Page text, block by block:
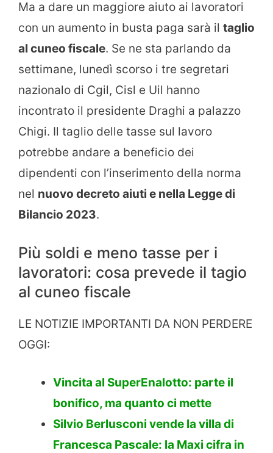
Ma a dare un maggiore aiuto ai lavoratori
con un aumento in busta paga sarà il taglio
al cuneo fiscale. Se ne sta parlando da
settimane, lunedì scorso i tre segretari
nazionalo di Cgil, Cisl e Uil hanno
incontrato il presidente Draghi a palazzo
Chigi. Il taglio delle tasse sul lavoro
potrebbe andare a beneficio dei
dipendenti con l’inserimento della norma
nel nuovo decreto aiuti e nella Legge di
Bilancio 2023.
Più soldi e meno tasse per i
lavoratori: cosa prevede il tagio
al cuneo fiscale
LE NOTIZIE IMPORTANTI DA NON PERDERE
OGGI:
Vincita al SuperEnalotto: parte il
bonifico, ma quanto ci mette
Silvio Berlusconi vende la villa di
Francesca Pascale: la Maxi cifra in